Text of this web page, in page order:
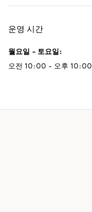
운영 시간
월요일 - 토요일:
오전 10:00 - 오후 10:00